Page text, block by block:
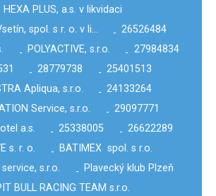
HEXA PLUS, a.s. v likvidaci
spol. s r. o. v li… - 26526484
- POLYACTIVE, s.r.o. - 27984834
- 28779738 - 25401513
Apliqua, s.r.o. - 24133264
Service, s.r.o. - 29097771
a.s. - 25338005 - 26622289
s. r. o. - BATIMEX spol. s r.o.
s.r.o. - Plavecký klub Plzeň
BULL RACING TEAM s.r.o.